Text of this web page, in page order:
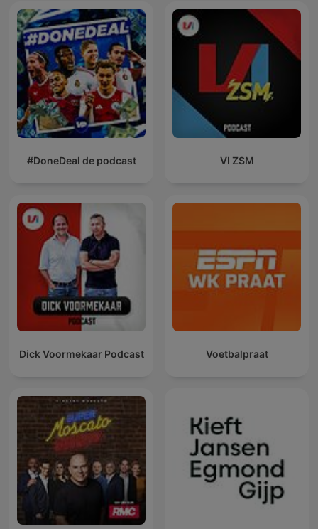
#DoneDeal de podcast VI ZSM
Dick Voormekaar Podcast Voetbalpraat